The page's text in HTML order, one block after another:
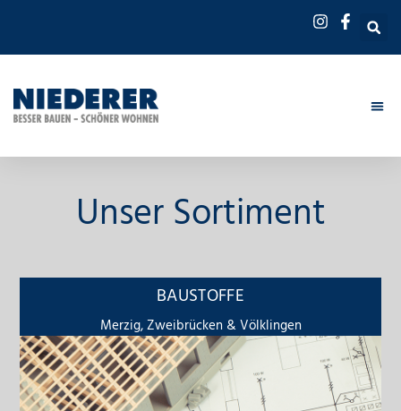
Unser Sortiment
BAUSTOFFE
Merzig, Zweibrücken & Völklingen